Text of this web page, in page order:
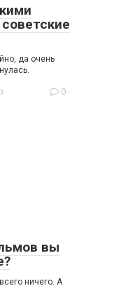
да очень
0
вы
ничего. А